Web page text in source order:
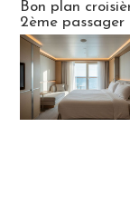
Bon plan
2ème